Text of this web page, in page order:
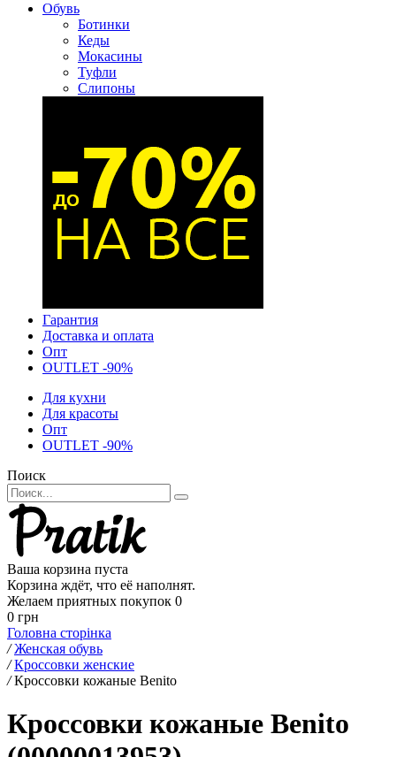
Обувь
Ботинки
Кеды
Мокасины
Туфли
Слипоны
Гарантия
Доставка и оплата
Опт
OUTLET -90%
Для кухни
Для красоты
Опт
OUTLET -90%
Поиск
Ваша корзина пуста
Корзина ждёт, что её наполнят.
Желаем приятных покупок 0
0 грн
Головна сторінка
/ Женская обувь
/ Кроссовки женские
/ Кроссовки кожаные Benito
Кроссовки кожаные Benito